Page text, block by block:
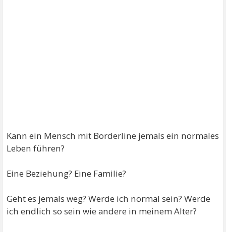
Kann ein Mensch mit Borderline jemals ein normales
Leben führen?
Eine Beziehung? Eine Familie?
Geht es jemals weg? Werde ich normal sein? Werde
ich endlich so sein wie andere in meinem Alter?